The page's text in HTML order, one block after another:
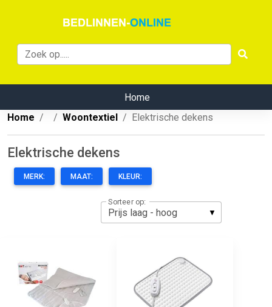
Home
Home
Woontextiel Elektrische dekens
Elektrische dekens
MERK: MAAT: KLEUR:
Sorteer op: